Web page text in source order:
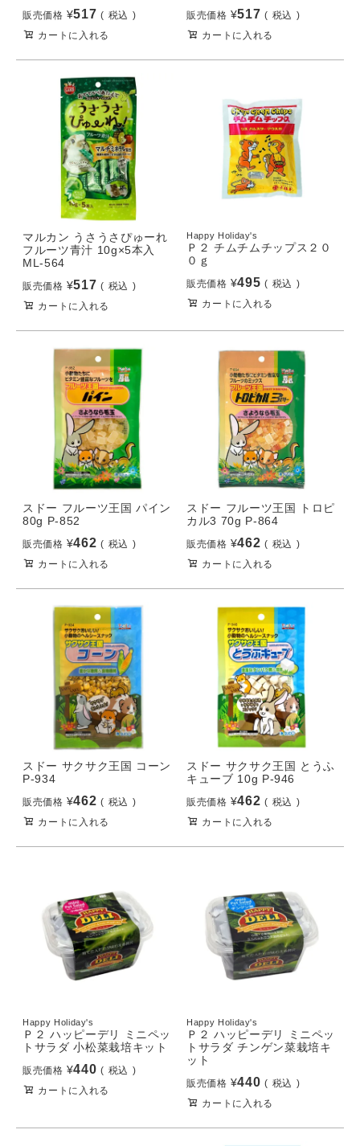
販売価格 ¥517
税込
カートに入れる
販売価格 ¥517
税込
カートに入れる
マルカン うさうさぴゅーれ
フルーツ青汁 10g×5本入
ML-564
販売価格 ¥517
税込
カートに入れる
Happy Holiday's
Ｐ２ チムチムチップス２０
０ｇ
販売価格 ¥495
税込
カートに入れる
スドー フルーツ王国 パイン
80g P-852
販売価格 ¥462
税込
カートに入れる
スドー フルーツ王国 トロピ
カル3 70g P-864
販売価格 ¥462
税込
カートに入れる
スドー サクサク王国 コーン
P-934
販売価格 ¥462
税込
カートに入れる
スドー サクサク王国 とうふ
キューブ 10g P-946
販売価格 ¥462
税込
カートに入れる
Happy Holiday's
Ｐ２ ハッピーデリ ミニペッ
トサラダ 小松菜栽培キット
販売価格 ¥440
税込
カートに入れる
Happy Holiday's
Ｐ２ ハッピーデリ ミニペッ
トサラダ チンゲン菜栽培キ
ット
販売価格 ¥440
税込
カートに入れる